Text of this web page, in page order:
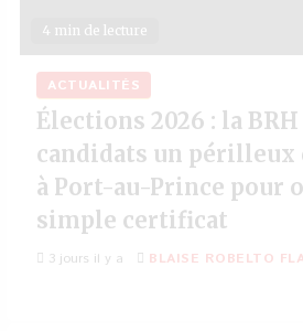
4 min de lecture
ACTUALITÉS
Élections 2026 : la
candidats un périlleux
à Port-au-Prince pour
simple certificat
3 jours il y a BLAISE ROBELTO